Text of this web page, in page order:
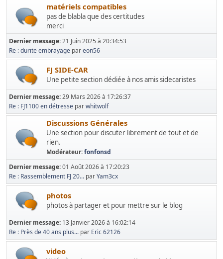
matériels compatibles
pas de blabla que des certitudes
merci
Dernier message:21 Juin 2025 à 20:34:53
Re : durite embrayage pareon56
FJ SIDE-CAR
Une petite section dédiée à nos amis sidecaristes
Dernier message:29 Mars 2026 à 17:26:37
Re : FJ1100 en détresse parwhitwolf
Discussions Générales
Une section pour discuter librement de tout et de
rien.
Modérateur:fonfonsd
Dernier message:01 Août 2026 à 17:20:23
Re : Rassemblement FJ 20... parYam3cx
photos
photos à partager et pour mettre sur le blog
Dernier message: 13 Janvier 2026 à 16:02:14
Re : Près de 40 ans plus... par Eric 62126
video